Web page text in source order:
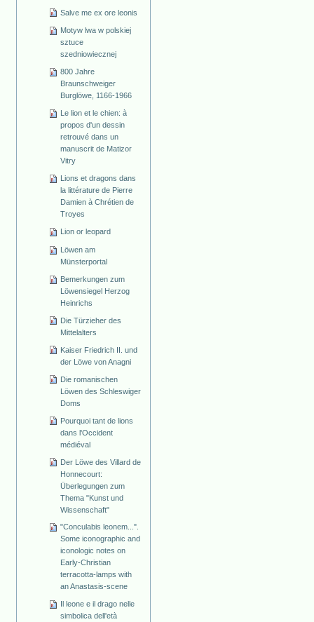
Salve me ex ore leonis
Motyw lwa w polskiej
sztuce
szedniowiecznej
800 Jahre
Braunschweiger
Burglöwe, 1166-1966
Le lion et le chien: à
propos d'un dessin
retrouvé dans un
manuscrit de Matizor
Vitry
Lions et dragons dans
la littérature de Pierre
Damien à Chrétien de
Troyes
Lion or leopard
Löwen am
Münsterportal
Bemerkungen zum
Löwensiegel Herzog
Heinrichs
Die Türzieher des
Mittelalters
Kaiser Friedrich II. und
der Löwe von Anagni
Die romanischen
Löwen des Schleswiger
Doms
Pourquoi tant de lions
dans l'Occident
médiéval
Der Löwe des Villard de
Honnecourt:
Überlegungen zum
Thema "Kunst und
Wissenschaft"
"Conculabis leonem...".
Some iconographic and
iconologic notes on
Early-Christian
terracotta-lamps with
an Anastasis-scene
Il leone e il drago nelle
simbolica dell'età